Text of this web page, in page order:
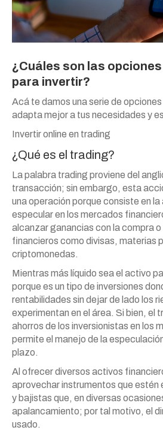
¿Cuáles son las
para invertir?
Acá te damos una serie de
adapta mejor a tus necesidades y
Invertir online en trading
¿Qué es el trading?
La palabra trading proviene del
transacción; sin embargo, esta
una operación porque consiste en
especular en los mercados
alcanzar ganancias con la compra
financieros como divisas, materias
criptomonedas.
Mientras más líquido sea el activo
porque es un tipo de inversiones
rentabilidades sin dejar de lado los
experimentan en el área. Si bien, el
ahorros de los inversionistas en los
permite el manejo de la
plazo.
Al ofrecer diversos activos
aprovechar instrumentos que estén
y bajistas que, en diversas
apalancamiento; por tal motivo, el
usado.